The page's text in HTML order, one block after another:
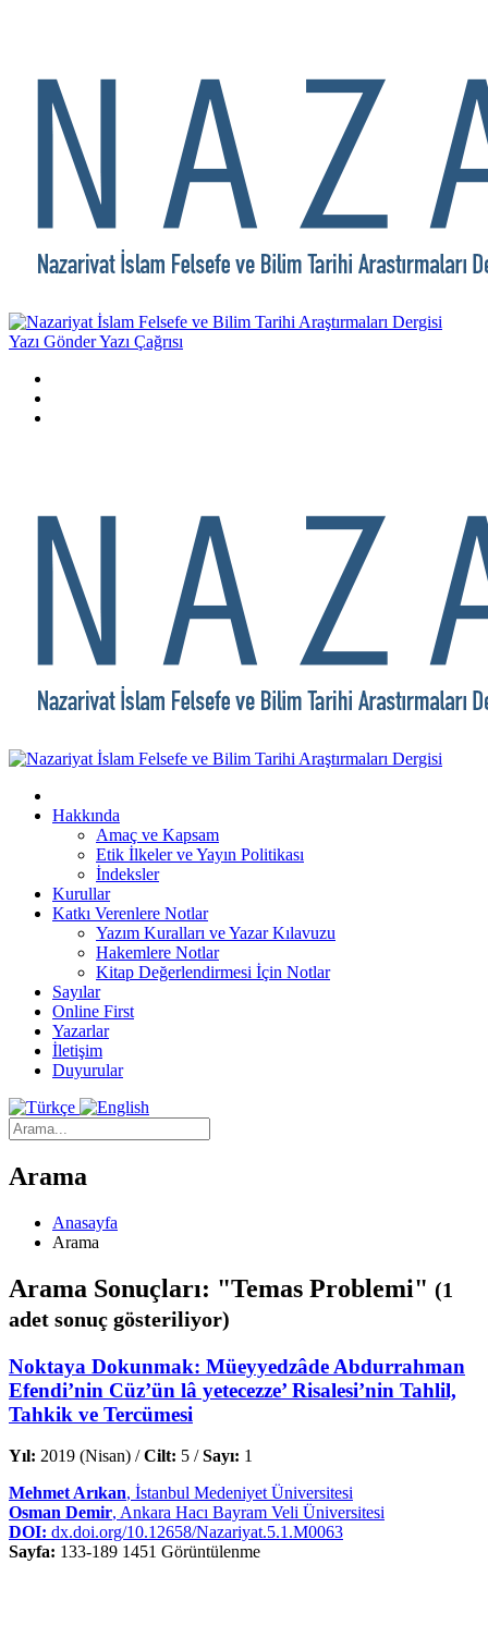
Yazı GönderYazı Çağrısı
Hakkında
Amaç ve Kapsam
Etik İlkeler ve Yayın Politikası
İndeksler
Kurullar
Katkı Verenlere Notlar
Yazım Kuralları ve Yazar Kılavuzu
Hakemlere Notlar
Kitap Değerlendirmesi İçin Notlar
Sayılar
Online First
Yazarlar
İletişim
Duyurular
Arama
Anasayfa
Arama
Arama Sonuçları: "Temas Problemi" (1
adet sonuç gösteriliyor)
Noktaya Dokunmak: Müeyyedzâde Abdurrahman
Efendi’nin Cüz’ün lâ yetecezze’ Risalesi’nin Tahlil,
Tahkik ve Tercümesi
Yıl: 2019 (Nisan) /Cilt: 5 /Sayı: 1
Mehmet Arıkan, İstanbul Medeniyet Üniversitesi
Osman Demir, Ankara Hacı Bayram Veli Üniversitesi
DOI: dx.doi.org/10.12658/Nazariyat.5.1.M0063
Sayfa: 133-189 1451 Görüntülenme